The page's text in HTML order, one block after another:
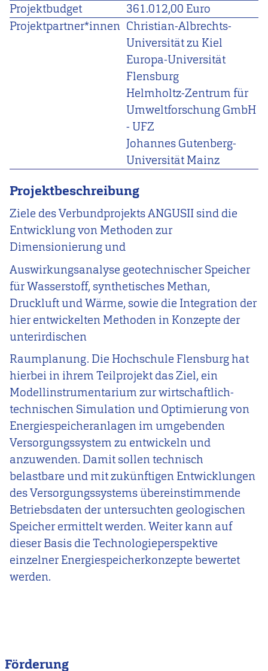
Projektbudget
361.012,00 Euro
Projektpartner*innen Christian-Albrechts-
Universität zu Kiel
Europa-Universität
Flensburg
Helmholtz-Zentrum für
Umweltforschung GmbH
- UFZ
Johannes Gutenberg-
Universität Mainz
Projektbeschreibung
Ziele des Verbundprojekts ANGUSII sind die
Entwicklung von Methoden zur
Dimensionierung und
Auswirkungsanalyse geotechnischer Speicher
für Wasserstoff, synthetisches Methan,
Druckluft und Wärme, sowie die Integration der
hier entwickelten Methoden in Konzepte der
unterirdischen
Raumplanung. Die Hochschule Flensburg hat
hierbei in ihrem Teilprojekt das Ziel, ein
Modellinstrumentarium zur wirtschaftlich-
technischen Simulation und Optimierung von
Energiespeicheranlagen im umgebenden
Versorgungssystem zu entwickeln und
anzuwenden. Damit sollen technisch
belastbare und mit zukünftigen Entwicklungen
des Versorgungssystems übereinstimmende
Betriebsdaten der untersuchten geologischen
Speicher ermittelt werden. Weiter kann auf
dieser Basis die Technologieperspektive
einzelner Energiespeicherkonzepte bewertet
werden.
Förderung